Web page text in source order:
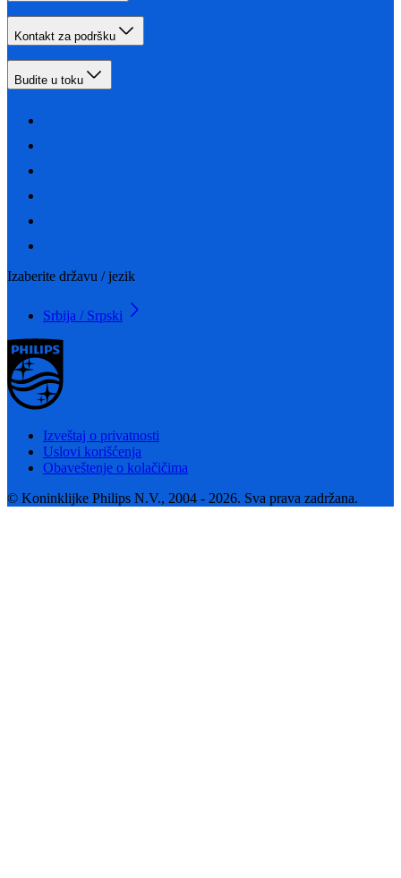
Kontakt za podršku
Budite u toku
Izaberite državu / jezik
Srbija / Srpski
Izveštaj o privatnosti
Uslovi korišćenja
Obaveštenje o kolačičima
© Koninklijke Philips N.V., 2004 - 2026. Sva prava zadržana.